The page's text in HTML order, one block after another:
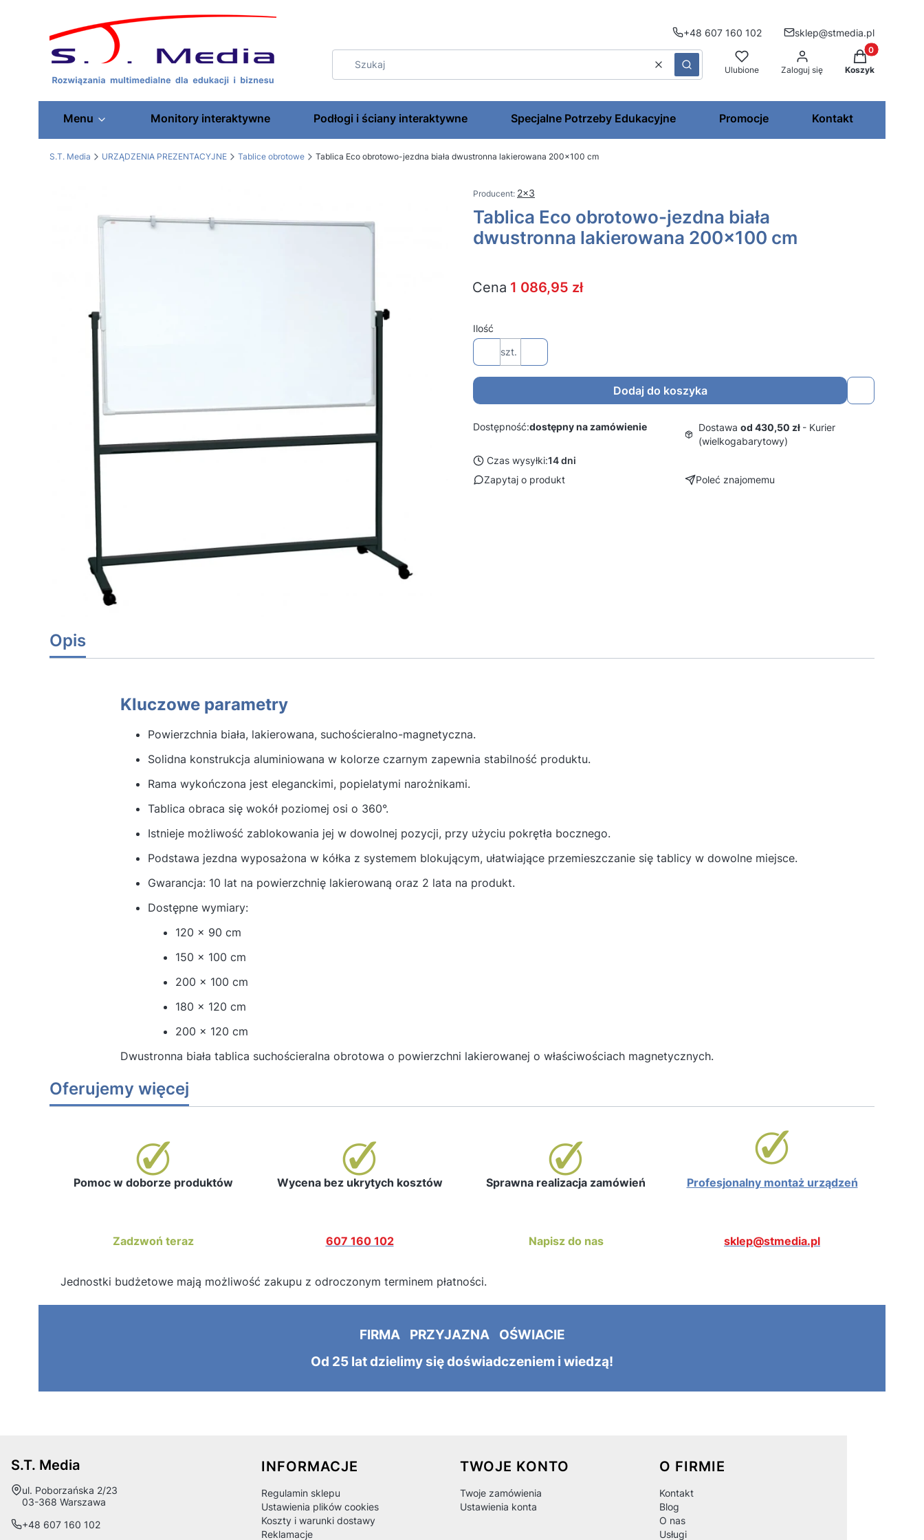
+48 607 160 102 sklep@stmedia.pl
WyczyśćSzukaj Ulubione Zaloguj się
Produkty w
Koszyk
Menu Monitory interaktywne Podłogi i ściany interaktywne Specjalne Potrzeby Edukacyjne Promocje Kontakt
S.T. Media URZĄDZENIA PREZENTACYJNE Tablice obrotowe Tablica Eco obrotowo-jezdna biała dwustronna lakierowana 200x100 cm
2x3
Tablica Eco obrotowo-jezdna biała
dwustronna lakierowana 200x100 cm
Cena 1 086,95 zł
Ilość
szt.
Dodaj do koszyka
Dostępność:dostępny na zamówienie Dostawaod 430,50 zł - Kurier
(wielkogabarytowy)
Czas wysyłki:14 dni
Zapytaj o produkt
Poleć znajomemu
Opis
Kluczowe parametry
Powierzchnia biała, lakierowana, suchościeralno-magnetyczna.
Solidna konstrukcja aluminiowana w kolorze czarnym zapewnia stabilność produktu.
Rama wykończona jest eleganckimi, popielatymi narożnikami.
Tablica obraca się wokół poziomej osi o 360°.
Istnieje możliwość zablokowania jej w dowolnej pozycji, przy użyciu pokrętła bocznego.
Podstawa jezdna wyposażona w kółka z systemem blokującym, ułatwiające przemieszczanie się tablicy w dowolne miejsce.
Gwarancja: 10 lat na powierzchnię lakierowaną oraz 2 lata na produkt.
Dostępne wymiary:
120 x 90 cm
150 x 100 cm
200 x 100 cm
180 x 120 cm
200 x 120 cm
Dwustronna biała tablica suchościeralna obrotowa o powierzchni lakierowanej o właściwościach magnetycznych.
Oferujemy więcej
Pomoc w doborze produktów Wycena bez ukrytych kosztów Sprawna realizacja zamówień Profesjonalny montaż urządzeń
Zadzwoń teraz 607 160 102 Napisz do nas sklep@stmedia.pl
Jednostki budżetowe mają możliwość zakupu z odroczonym terminem płatności.
FIRMA PRZYJAZNA OŚWIACIE
Od 25 lat dzielimy się doświadczeniem i wiedzą!
S.T. Media
Adres:
ul. Poborzańska 2/23
03-368 Warszawa
+48 607 160 102
Linki w stopce
INFORMACJE
Regulamin sklepu
Ustawienia plików cookies
Koszty i warunki dostawy
Reklamacje
TWOJE KONTO
Twoje zamówienia
Ustawienia konta
O FIRMIE
Kontakt
Blog
O nas
Usługi